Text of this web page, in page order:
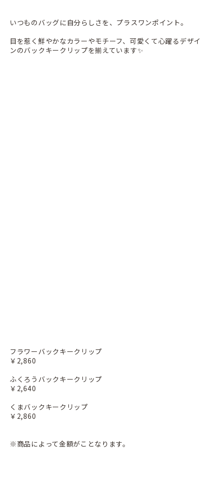
いつものバッグに自分らしさを、プラスワンポイント。
目を惹く鮮やかなカラーやモチーフ、可愛くて心躍るデザイ
ンのバックキークリップを揃えています✨
フラワーバックキークリップ
￥2,860
ふくろうバックキークリップ
￥2,640
くまバックキークリップ
￥2,860
※商品によって金額がことなります。